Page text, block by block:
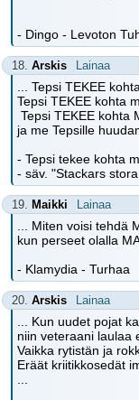
- Dingo - Levoton
18. Arskis Lainaa
... Tepsi TEKEE
Tepsi TEKEE kohta
Tepsi TEKEE kohta
ja me Tepsille
- Tepsi tekee kohta
- säv. "Stackars
19. Maikki Lainaa
... Miten voisi tehdä
kun perseet olalla
- Klamydia - Turhaa
20. Arskis Lainaa
... Kun uudet pojat
niin veteraani laulaa
Vaikka rytistän ja
Eräät kriitikkosedät